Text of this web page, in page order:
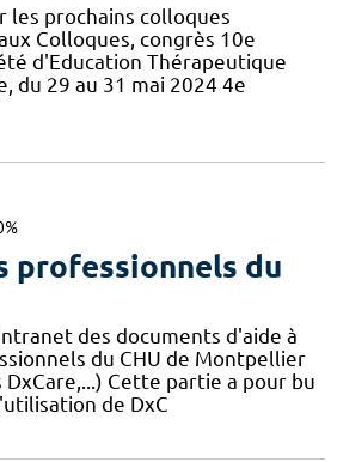
les prochains colloques
Colloques, congrès 10e
d'Education Thérapeutique
du 29 au 31 mai 2024 4e
professionnels du
des documents d'aide à
du CHU de Montpellier
DxCare,...) Cette partie a pour bu
de DxC